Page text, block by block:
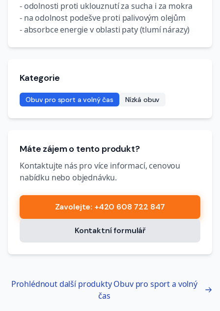
- odolnosti proti uklouznutí za sucha i za mokra
- na odolnost podešve proti palivovým olejům
- absorbce energie v oblasti paty (tlumí nárazy)
Kategorie
Obuv pro sport a volný čas Nízká obuv
Máte zájem o tento produkt?
Kontaktujte nás pro více informací, cenovou
nabídku nebo objednávku.
Zavolejte: +420 608 722 847
Kontaktní formulář
Prohlédnout další produkty Obuv pro sport a volný
čas